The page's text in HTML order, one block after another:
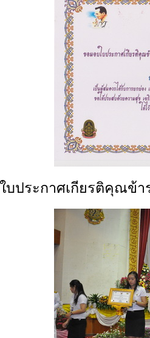
ใบประกาศเกียรติคุณข้า